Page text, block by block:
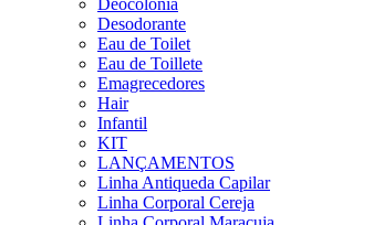
Deocolônia
Desodorante
Eau de Toilet
Eau de Toillete
Emagrecedores
Hair
Infantil
KIT
LANÇAMENTOS
Linha Antiqueda Capilar
Linha Corporal Cereja